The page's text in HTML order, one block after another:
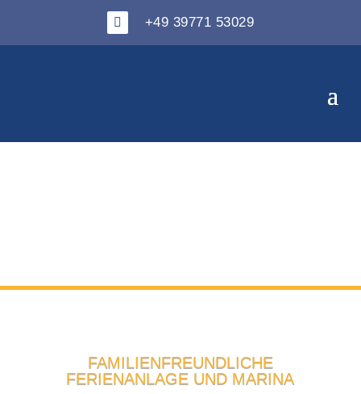
 +49 39771 53029
FAMILIENFREUNDLICHE
FERIENANLAGE UND MARINA